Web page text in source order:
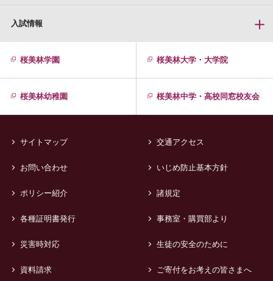
入試情報
桜美林学園 桜美林大学・大学院
桜美林幼稚園 桜美林中学・高校同窓校友会
サイトマップ 交通アクセス
お問い合わせ いじめ防止基本方針
ポリシー紹介 諸規定
各種証明書発行 事務室・購買部より
災害時対応 生徒の安全のために
資料請求 ご寄付をお考えの皆さまへ